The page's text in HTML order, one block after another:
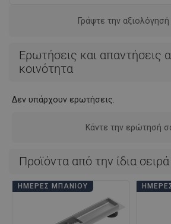
Γράψτε την
Ερωτήσεις και απαντήσεις
κοινότητα
Δεν υπάρχουν ερωτήσεις.
Κάντε την ερώτησή
Προϊόντα από την ίδια σειρά
ΗΜΈΡΕΣ ΜΠΆΝΙΟΥ